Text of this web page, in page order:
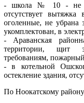
- школа № 10 - не
отсутствует вытяжка
оголенные, не
укомплектован, в
- Араванская
территории, щит
требованиям,
- в котельной
остекление здания,
По Ноокатскому району